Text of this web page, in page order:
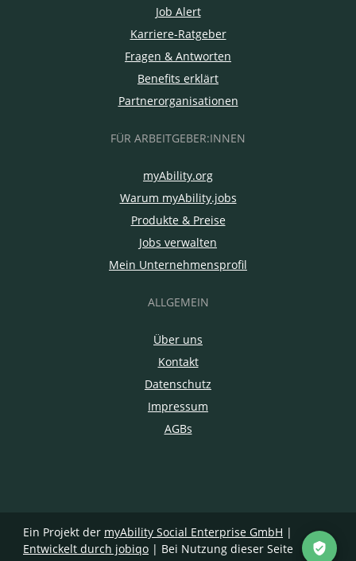
Job Alert
Karriere-Ratgeber
Fragen & Antworten
Benefits erklärt
Partnerorganisationen
FÜR ARBEITGEBER:INNEN
myAbility.org
Warum myAbility.jobs
Produkte & Preise
Jobs verwalten
Mein Unternehmensprofil
ALLGEMEIN
Über uns
Kontakt
Datenschutz
Impressum
AGBs
Ein Projekt der myAbility Social Enterprise GmbH |
Entwickelt durch jobiqo | Bei Nutzung dieser Seite